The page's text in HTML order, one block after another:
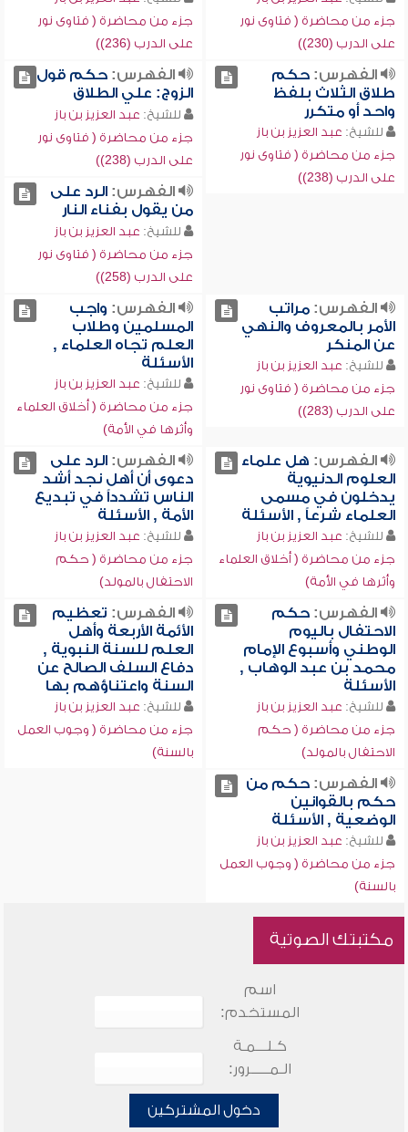
جزء من محاضرة ( فتاوى نور
على الدرب (230))
جزء من محاضرة ( فتاوى نور
على الدرب (236))
الفهرس:حكم
طلاق الثلاث بلفظ
واحد أو متكرر
للشيخ: عبد العزيز بن باز
جزء من محاضرة ( فتاوى نور
على الدرب (238))
الفهرس:حكم قول
الزوج: علي الطلاق
للشيخ: عبد العزيز بن باز
جزء من محاضرة ( فتاوى نور
على الدرب (238))
الفهرس:الرد على
من يقول بفناء النار
للشيخ: عبد العزيز بن باز
جزء من محاضرة ( فتاوى نور
على الدرب (258))
الفهرس:مراتب
الأمر بالمعروف والنهي
عن المنكر
للشيخ: عبد العزيز بن باز
جزء من محاضرة ( فتاوى نور
على الدرب (283))
الفهرس: واجب
المسلمين وطلاب
العلم تجاه العلماء ,
الأسئلة
للشيخ: عبد العزيز بن باز
جزء من محاضرة ( أخلاق العلماء
وأثرها في الأمة)
الفهرس: هل علماء
العلوم الدنيوية
يدخلون في مسمى
العلماء شرعاً , الأسئلة
للشيخ: عبد العزيز بن باز
جزء من محاضرة ( أخلاق العلماء
وأثرها في الأمة)
الفهرس:الرد على
دعوى أن أهل نجد أشد
الناس تشدداً في تبديع
الأمة , الأسئلة
للشيخ: عبد العزيز بن باز
جزء من محاضرة ( حكم
الاحتفال بالمولد)
الفهرس:حكم
الاحتفال باليوم
الوطني وأسبوع الإمام
محمد بن عبد الوهاب ,
الأسئلة
للشيخ: عبد العزيز بن باز
جزء من محاضرة ( حكم
الاحتفال بالمولد)
الفهرس: تعظيم
الأئمة الأربعة وأهل
العلم للسنة النبوية ,
دفاع السلف الصالح عن
السنة واعتناؤهم بها
للشيخ: عبد العزيز بن باز
جزء من محاضرة ( وجوب العمل
بالسنة)
الفهرس:حكم من
حكم بالقوانين
الوضعية , الأسئلة
للشيخ: عبد العزيز بن باز
جزء من محاضرة ( وجوب العمل
بالسنة)
مكتبتك الصوتية
اسم
المستخدم:
كـلـــمـة
الـمـــــرور:
دخول المشتركين